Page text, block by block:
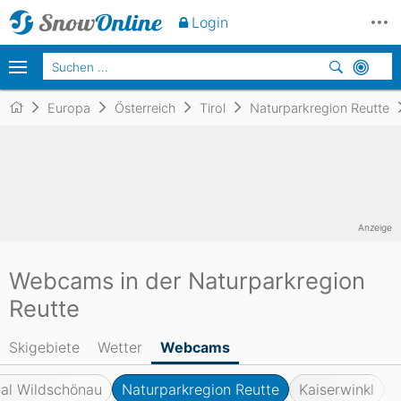
Europa Österreich Tirol Naturparkregion Reutte
Webcams in der Naturparkregion
Reutte
Skigebiete Wetter Webcams
Wildschönau Naturparkregion Reutte Kaiserwinkl
Anzeige
Login